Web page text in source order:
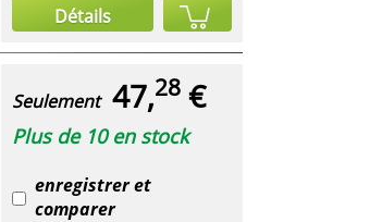
Détails
Seulement 47,28 €
Plus de 10 en stock
enregistrer et
comparer